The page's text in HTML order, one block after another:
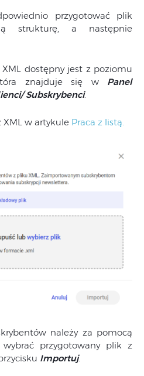
przygotować plik
strukturę, a następnie
dostępny jest z poziomu
znajduje się w Panel
Subskrybenci.
w artykule Praca z listą.
należy za pomocą
wybrać przygotowany plik z
Importuj.